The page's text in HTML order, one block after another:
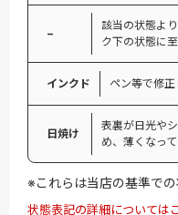
−
該当の状態よ
ク下の状態に
インクド ペン等で修正
日焼け
表裏が日光や
め、薄くなって
※これらは当店の基準での
状態表記の詳細については